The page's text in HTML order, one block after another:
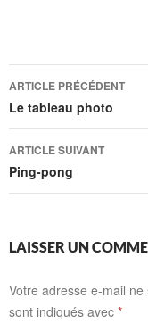
Navigation
des
articles
ARTICLE PRÉCÉDENT
Le tableau photo
ARTICLE SUIVANT
Ping-pong
LAISSER UN
Votre adresse e-mail
sont indiqués avec *